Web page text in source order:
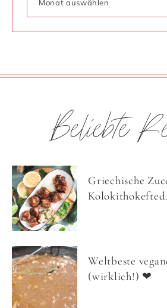
Beliebte
Griechische
Weltbeste
(wirklich!) ❤